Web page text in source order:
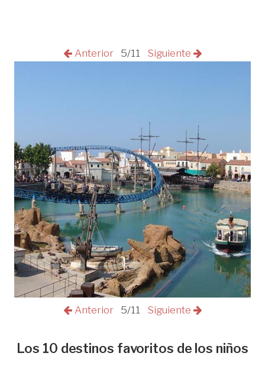
Anterior 5/11 Siguiente
Anterior 5/11 Siguiente
Los 10 destinos favoritos de los niños